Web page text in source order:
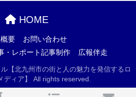
HOME
要
お問い合わせ
・レポート記事制作
広報伴走
【北九州市の街と人の魅力を発信するロ
ディア】 All rights reserved.